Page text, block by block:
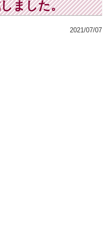
ました。
2021/07/07